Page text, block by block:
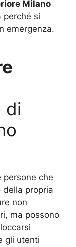
Milano
perché si
emergenza.
di
persone che
della propria
non
ma possono
gli utenti